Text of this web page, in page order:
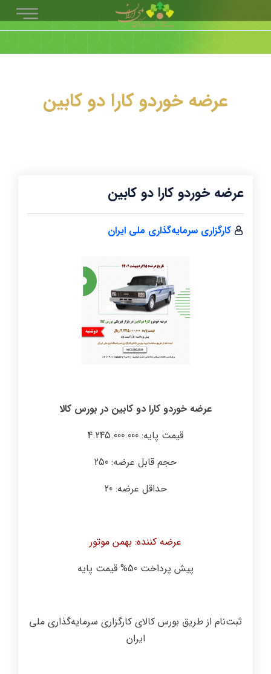
عرضه خوردو کارا دو کابین
عرضه خوردو کارا دو کابین
کارگزاری سرمایه‌گذاری ملی ایران
عرضه خوردو کارا دو کابین در بورس کالا
قیمت پایه: 4.245.000.000
حجم قابل عرضه: 250
حداقل عرضه: 20
عرضه کننده: بهمن موتور
پیش پرداخت 50% قیمت پایه
ثبت‌نام از طریق بورس کالای کارگزاری سرمایه‌گذاری ملی
ایران